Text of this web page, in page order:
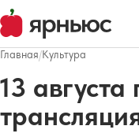
Главная/Культура
13